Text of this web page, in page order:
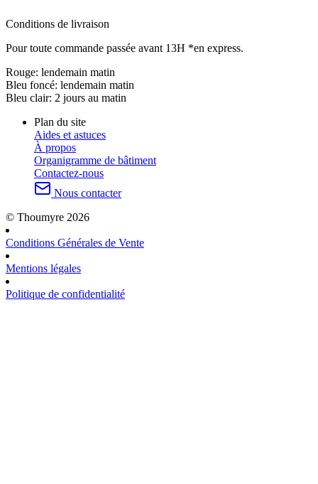
Conditions de livraison
Pour toute commande passée avant 13H *en express.
Rouge: lendemain matin
Bleu foncé: lendemain matin
Bleu clair: 2 jours au matin
Plan du site
Aides et astuces
À propos
Organigramme de bâtiment
Contactez-nous
Nous contacter
© Thoumyre 2026
Conditions Générales de Vente
Mentions légales
Politique de confidentialité